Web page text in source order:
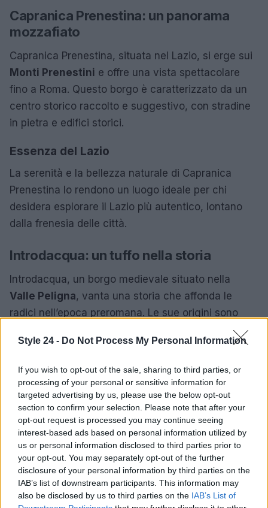
Style 24 - Do Not Process My Personal Information
If you wish to opt-out of the sale, sharing to third parties, or
processing of your personal or sensitive information for
targeted advertising by us, please use the below opt-out
section to confirm your selection. Please note that after your
opt-out request is processed you may continue seeing
interest-based ads based on personal information utilized by
us or personal information disclosed to third parties prior to
your opt-out. You may separately opt-out of the further
disclosure of your personal information by third parties on the
IAB’s list of downstream participants. This information may
also be disclosed by us to third parties on the IAB’s List of
Capranica Prenestina: un panorama
mozzafiato
Capranica Prenestina, situata nel Lazio, si erge sui
Monti Prenestini e offre una vista spettacolare
fino a Roma. Questo borgo è caratterizzato da un
centro storico raccolto e suggestivo, con stradine
in pietra e edifici storici.
Essenza del Lazio
La serenità e la bellezza naturale di Capranica
Prenestina lo rendono un luogo ideale per chi
desidera esplorare il Lazio più autentico, lontano
dalla frenesia delle città.
Introdacqua: un tuffo nella storia
Introdacqua, un borgo medievale situato nella
Valle Peligna, vanta una storia che affonda le
radici nell’epoca preromana. Le sue origini sono
formazione della comunità locale.
Architettura storica
Passeggiando tra i vicoli di Introdacqua, è possibile
scoprire i resti delle antiche fortificazioni e
immergersi nella storia di un luogo affascinante e
ricco di cultura.
Forza d’Agrò: autenticità siciliana
Affacciato sulla costa siciliana, il borgo di Forza